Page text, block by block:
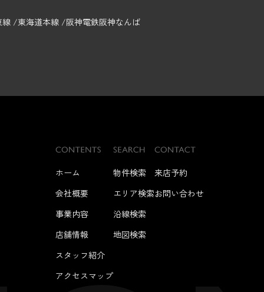
線 東海道本線 阪神電鉄阪神なんば
ホーム
会社概要
事業内容
店舗情報
スタッフ紹介
アクセスマップ
物件検索
エリア検索
沿線検索
地図検索
来店予約
お問い合わせ